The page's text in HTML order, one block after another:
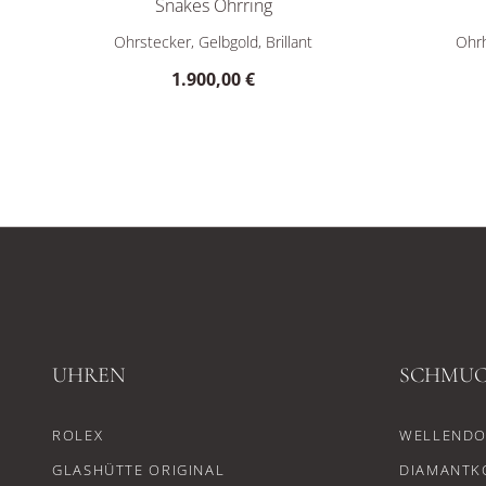
Snakes Ohrring
Ole Lynggaard Copenhagen Snakes Ohrring, Ref:
Ohrstecker, Gelbgold, Brillant
1.900,00 €
Ole
UHREN
ROLEX
GLASHÜTTE ORIGINAL